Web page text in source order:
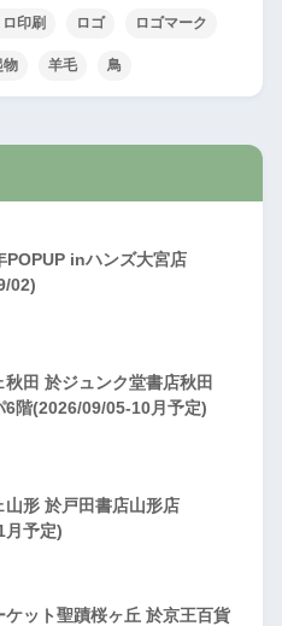
ロ印刷 ロゴ ロゴマーク
物 羊毛 鳥
POPUP inハンズ大宮店
02)
秋田 於ジュンク堂書店秋田
階(2026/09/05-10月予定)
山形 於戸田書店山形店
月予定)
ケット聖蹟桜ヶ丘 於京王百貨